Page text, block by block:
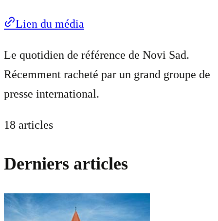
Lien du média
Le quotidien de référence de Novi Sad.
Récemment racheté par un grand groupe de
presse international.
18 articles
Derniers articles